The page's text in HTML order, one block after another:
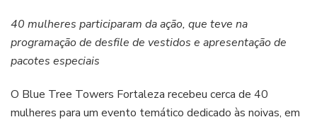
40 mulheres participaram da ação, que teve na
programação de desfile de vestidos e apresentação de
pacotes especiais
O Blue Tree Towers Fortaleza recebeu cerca de 40
mulheres para um evento temático dedicado às noivas, em